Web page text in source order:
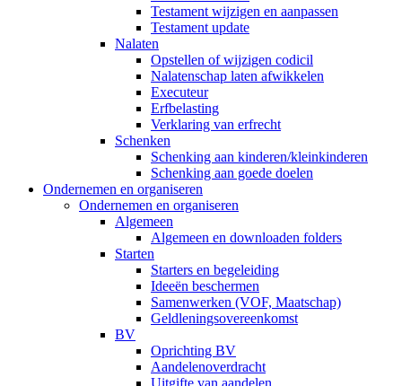
Testament wijzigen en aanpassen
Testament update
Nalaten
Opstellen of wijzigen codicil
Nalatenschap laten afwikkelen
Executeur
Erfbelasting
Verklaring van erfrecht
Schenken
Schenking aan kinderen/kleinkinderen
Schenking aan goede doelen
Ondernemen en organiseren
Ondernemen en organiseren
Algemeen
Algemeen en downloaden folders
Starten
Starters en begeleiding
Ideeën beschermen
Samenwerken (VOF, Maatschap)
Geldleningsovereenkomst
BV
Oprichting BV
Aandelenoverdracht
Uitgifte van aandelen